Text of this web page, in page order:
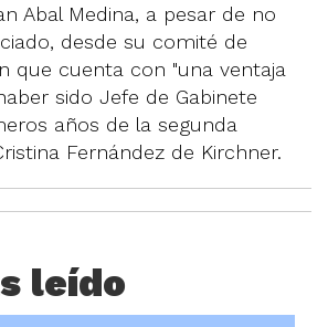
Abal Medina, a pesar de no
desde su comité de
que cuenta con "una ventaja
sido Jefe de Gabinete
años de la segunda
Fernández de Kirchner.
leído